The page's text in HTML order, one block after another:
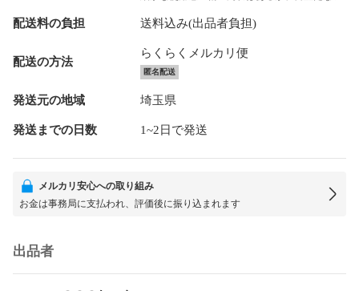
配送料の負担 送料込み(出品者負担)
配送の方法
らくらくメルカリ便
匿名配送
発送元の地域 埼玉県
発送までの日数 1~2日で発送
メルカリ安心への取り組み
お金は事務局に支払われ、評価後に振り込まれます
出品者